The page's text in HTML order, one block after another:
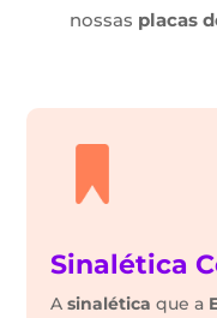
nossas placas
Sinalética
Asinalética que a